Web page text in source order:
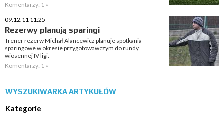
Komentarzy: 1 »
09.12.11 11:25
Rezerwy planują sparingi
Trener rezerw Michał Alancewicz planuje spotkania
sparingowe w okresie przygotowawczym do rundy
wiosennej IV ligi.
Komentarzy: 1 »
WYSZUKIWARKA ARTYKUŁÓW
Kategorie